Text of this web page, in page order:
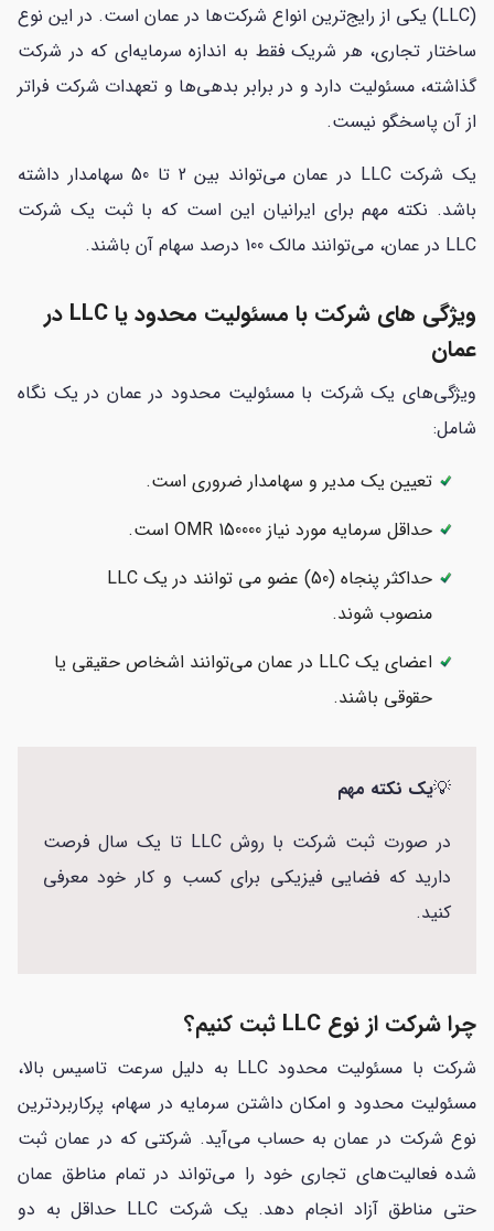
(LLC) یکی از رایج‌ترین انواع شرکت‌ها در عمان است. در این نوع
ساختار تجاری، هر شریک فقط به اندازه سرمایه‌ای که در شرکت
گذاشته، مسئولیت دارد و در برابر بدهی‌ها و تعهدات شرکت فراتر
از آن پاسخگو نیست.
یک شرکت LLC در عمان می‌تواند بین 2 تا 50 سهامدار داشته
باشد. نکته مهم برای ایرانیان این است که با ثبت یک شرکت
LLC در عمان، می‌توانند مالک 100 درصد سهام آن باشند.
ویژگی های شرکت با مسئولیت محدود یا LLC در
عمان
ویژگی‌های یک شرکت با مسئولیت محدود در عمان در یک نگاه
شامل:
تعیین یک مدیر و سهامدار ضروری است.
حداقل سرمایه مورد نیاز 150000 OMR است.
حداکثر پنجاه (50) عضو می توانند در یک LLC
منصوب شوند.
اعضای یک LLC در عمان می‌توانند اشخاص حقیقی یا
حقوقی باشند.
💡یک نکته مهم
در صورت ثبت شرکت با روش LLC تا یک سال فرصت
دارید که فضایی فیزیکی برای کسب و کار خود معرفی
کنید.
چرا شرکت از نوع LLC ثبت کنیم؟
شرکت با مسئولیت محدود LLC به دلیل سرعت تاسیس بالا،
مسئولیت محدود و امکان داشتن سرمایه در سهام، پرکاربردترین
نوع شرکت در عمان به حساب می‌آید. شرکتی که در عمان ثبت
شده فعالیت‌های تجاری خود را می‌تواند در تمام مناطق عمان
حتی مناطق آزاد انجام دهد. یک شرکت LLC حداقل به دو